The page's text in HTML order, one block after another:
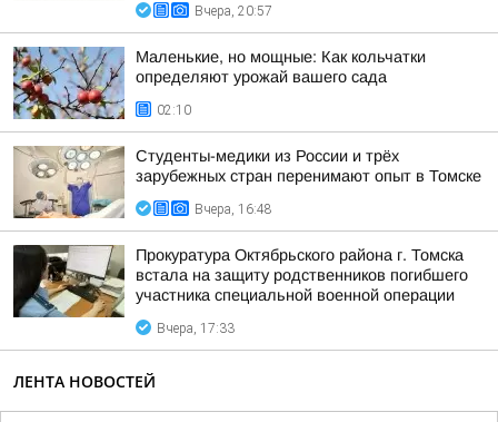
Вчера, 20:57
Маленькие, но мощные: Как кольчатки
определяют урожай вашего сада
02:10
Студенты-медики из России и трёх
зарубежных стран перенимают опыт в Томске
Вчера, 16:48
Прокуратура Октябрьского района г. Томска
встала на защиту родственников погибшего
участника специальной военной операции
Вчера, 17:33
ЛЕНТА НОВОСТЕЙ